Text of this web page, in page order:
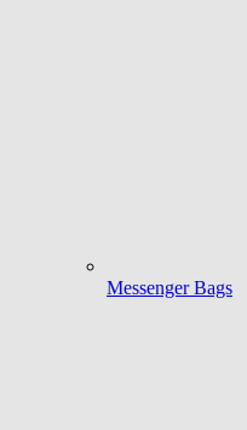
Messenger Bags